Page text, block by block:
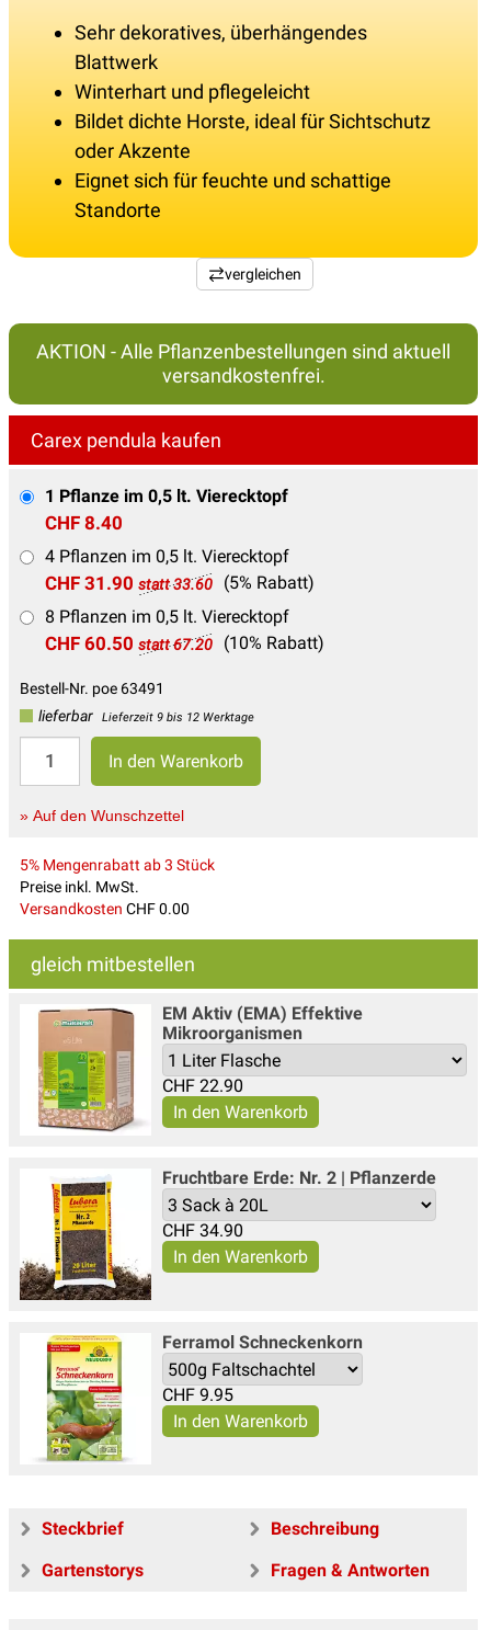
Sehr dekoratives, überhängendes
Blattwerk
Winterhart und pflegeleicht
Bildet dichte Horste, ideal für Sichtschutz
oder Akzente
Eignet sich für feuchte und schattige
Standorte
vergleichen
AKTION - Alle Pflanzenbestellungen sind aktuell
versandkostenfrei.
Carex pendula kaufen
1 Pflanze im 0,5 lt. Vierecktopf
CHF 8.40
4 Pflanzen im 0,5 lt. Vierecktopf
CHF 31.90 statt 33.60
(5% Rabatt)
8 Pflanzen im 0,5 lt. Vierecktopf
CHF 60.50 statt 67.20 (10% Rabatt)
Bestell-Nr. poe 63491
lieferbar
Lieferzeit 9 bis 12 Werktage
» Auf den Wunschzettel
5% Mengenrabatt ab 3 Stück
Preise inkl. MwSt.
Versandkosten CHF 0.00
gleich mitbestellen
EM Aktiv (EMA) Effektive
Mikroorganismen
CHF 22.90
Fruchtbare Erde: Nr. 2 | Pflanzerde
CHF 34.90
Ferramol Schneckenkorn
CHF 9.95
Steckbrief
Beschreibung
Gartenstorys
Fragen & Antworten